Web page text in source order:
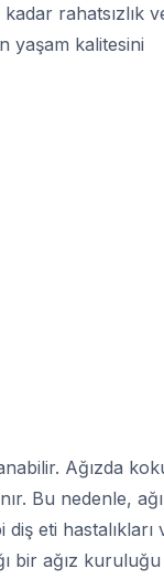
rahatsızlık
yaşam kalitesini
Ağızda
Bu nedenle,
eti hastalıkları
bir ağız kuruluğu